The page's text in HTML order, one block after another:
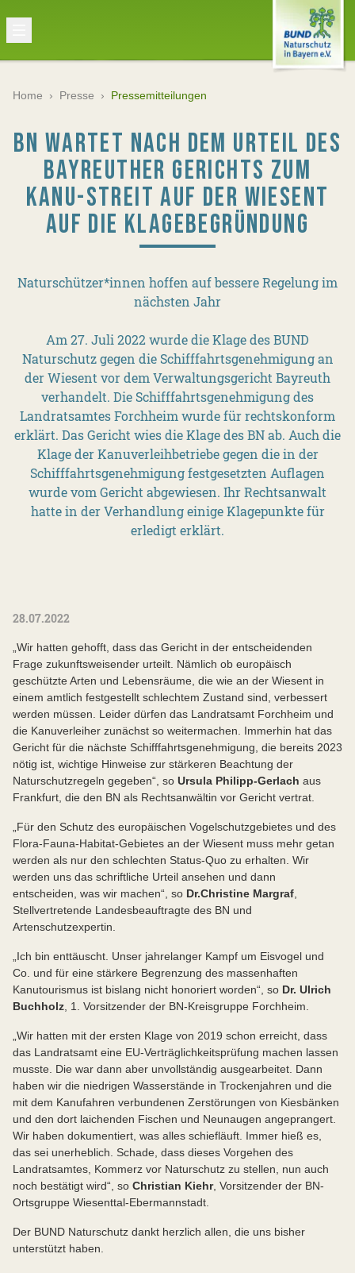
Home › Presse › Pressemitteilungen
BN WARTET NACH DEM URTEIL DES
BAYREUTHER GERICHTS ZUM
KANU-STREIT AUF DER WIESENT
AUF DIE KLAGEBEGRÜNDUNG
Naturschützer*innen hoffen auf bessere Regelung im
nächsten Jahr
Am 27. Juli 2022 wurde die Klage des BUND
Naturschutz gegen die Schifffahrtsgenehmigung an
der Wiesent vor dem Verwaltungsgericht Bayreuth
verhandelt. Die Schifffahrtsgenehmigung des
Landratsamtes Forchheim wurde für rechtskonform
erklärt. Das Gericht wies die Klage des BN ab. Auch die
Klage der Kanuverleihbetriebe gegen die in der
Schifffahrtsgenehmigung festgesetzten Auflagen
wurde vom Gericht abgewiesen. Ihr Rechtsanwalt
hatte in der Verhandlung einige Klagepunkte für
erledigt erklärt.
28.07.2022
„Wir hatten gehofft, dass das Gericht in der entscheidenden
Frage zukunftsweisender urteilt. Nämlich ob europäisch
geschützte Arten und Lebensräume, die wie an der Wiesent in
einem amtlich festgestellt schlechtem Zustand sind, verbessert
werden müssen. Leider dürfen das Landratsamt Forchheim und
die Kanuverleiher zunächst so weitermachen. Immerhin hat das
Gericht für die nächste Schifffahrtsgenehmigung, die bereits 2023
nötig ist, wichtige Hinweise zur stärkeren Beachtung der
Naturschutzregeln gegeben“, so Ursula Philipp-Gerlach aus
Frankfurt, die den BN als Rechtsanwältin vor Gericht vertrat.
„Für den Schutz des europäischen Vogelschutzgebietes und des
Flora-Fauna-Habitat-Gebietes an der Wiesent muss mehr getan
werden als nur den schlechten Status-Quo zu erhalten. Wir
werden uns das schriftliche Urteil ansehen und dann
entscheiden, was wir machen“, so Dr.Christine Margraf
Stellvertretende Landesbeauftragte des BN und
Artenschutzexpertin.
„Ich bin enttäuscht. Unser jahrelanger Kampf um Eisvogel und
Co. und für eine stärkere Begrenzung des massenhaften
Kanutourismus ist bislang nicht honoriert worden“, so Dr. Ulrich
Buchholz , 1. Vorsitzender der BN-Kreisgruppe Forchheim.
„Wir hatten mit der ersten Klage von 2019 schon erreicht, dass
das Landratsamt eine EU-Verträglichkeitsprüfung machen lassen
musste. Die war dann aber unvollständig ausgearbeitet. Dann
haben wir die niedrigen Wasserstände in Trockenjahren und die
mit dem Kanufahren verbundenen Zerstörungen von Kiesbänken
und den dort laichenden Fischen und Neunaugen angeprangert.
Wir haben dokumentiert, was alles schiefläuft. Immer hieß es,
das sei unerheblich. Schade, dass dieses Vorgehen des
Landratsamtes, Kommerz vor Naturschutz zu stellen, nun auch
noch bestätigt wird“, so Christian Kiehr, Vorsitzender der BN-
Ortsgruppe Wiesenttal-Ebermannstadt.
Der BUND Naturschutz dankt herzlich allen, die uns bisher
unterstützt haben.